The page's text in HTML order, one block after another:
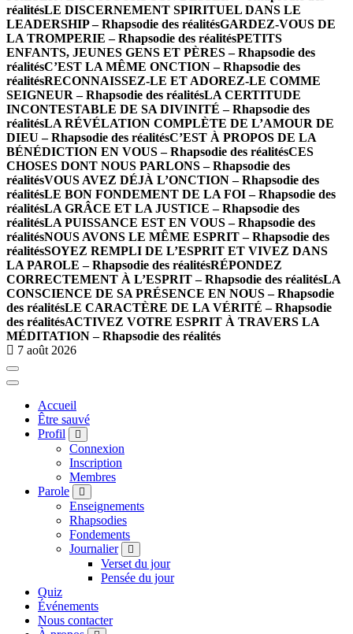
réalitésLE DISCERNEMENT SPIRITUEL DANS LE
LEADERSHIP – Rhapsodie des réalitésGARDEZ-VOUS DE
LA TROMPERIE – Rhapsodie des réalitésPETITS
ENFANTS, JEUNES GENS ET PÈRES – Rhapsodie des
réalitésC’EST LA MÊME ONCTION – Rhapsodie des
réalitésRECONNAISSEZ-LE ET ADOREZ-LE COMME
SEIGNEUR – Rhapsodie des réalitésLA CERTITUDE
INCONTESTABLE DE SA DIVINITÉ – Rhapsodie des
réalitésLA RÉVÉLATION COMPLÈTE DE L’AMOUR DE
DIEU – Rhapsodie des réalitésC’EST À PROPOS DE LA
BÉNÉDICTION EN VOUS – Rhapsodie des réalitésCES
CHOSES DONT NOUS PARLONS – Rhapsodie des
réalitésVOUS AVEZ DÉJÀ L’ONCTION – Rhapsodie des
réalitésLE BON FONDEMENT DE LA FOI – Rhapsodie des
réalitésLA GRÂCE ET LA JUSTICE – Rhapsodie des
réalitésLA PUISSANCE EST EN VOUS – Rhapsodie des
réalitésNOUS AVONS LE MÊME ESPRIT – Rhapsodie des
réalitésSOYEZ REMPLI DE L’ESPRIT ET VIVEZ DANS
LA PAROLE – Rhapsodie des réalitésRÉPONDEZ
CORRECTEMENT À L’ESPRIT – Rhapsodie des réalitésLA
CONSCIENCE DE SA PRÉSENCE EN NOUS – Rhapsodie
des réalitésLE CARACTÈRE DE LA VÉRITÉ – Rhapsodie
des réalitésACTIVEZ VOTRE ESPRIT À TRAVERS LA
MÉDITATION – Rhapsodie des réalités
7 août 2026
Accueil
Être sauvé
Profil
Connexion
Inscription
Membres
Parole
Enseignements
Rhapsodies
Fondements
Journalier
Verset du jour
Pensée du jour
Quiz
Événements
Nous contacter